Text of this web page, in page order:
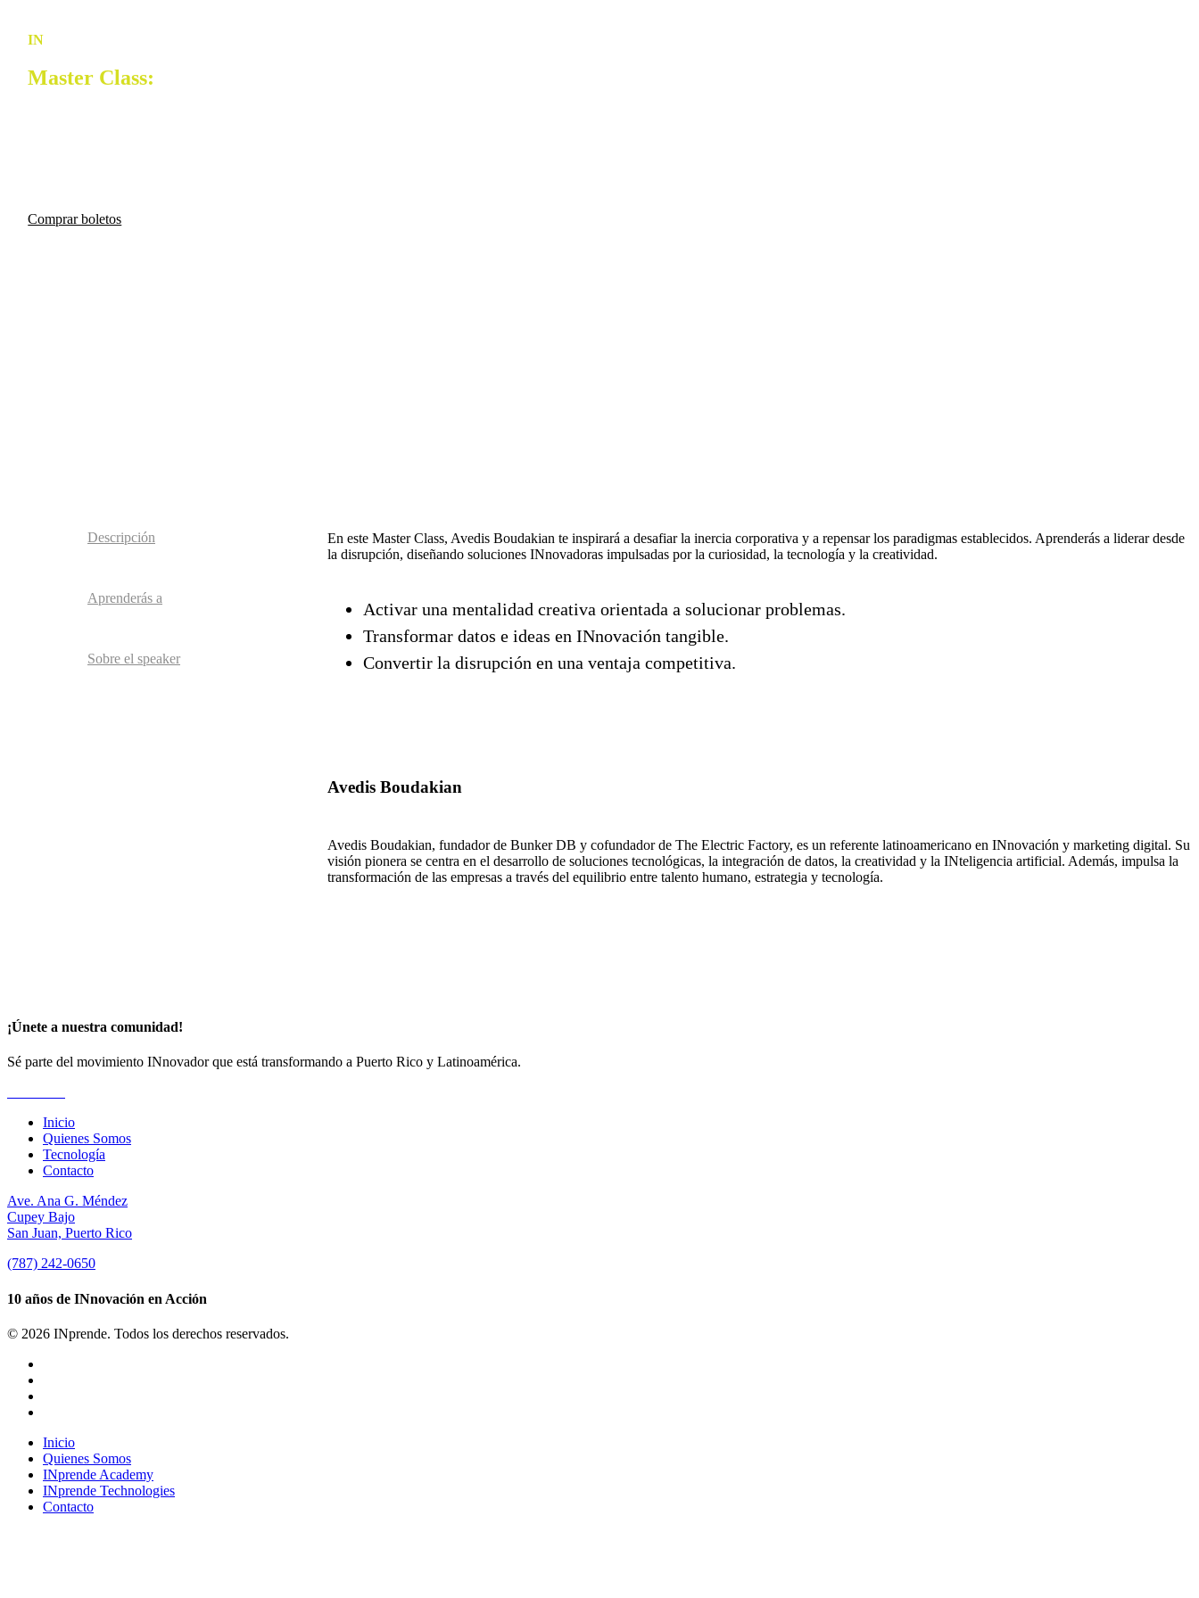
IN
Master Class:
Comprar boletos
Descripción
Aprenderás a
Sobre el speaker
En este Master Class, Avedis Boudakian te inspirará a desafiar la inercia corporativa y a repensar los paradigmas establecidos. Aprenderás a liderar desde
la disrupción, diseñando soluciones INnovadoras impulsadas por la curiosidad, la tecnología y la creatividad.
Activar una mentalidad creativa orientada a solucionar problemas.
Transformar datos e ideas en INnovación tangible.
Convertir la disrupción en una ventaja competitiva.
Avedis Boudakian
Avedis Boudakian, fundador de Bunker DB y cofundador de The Electric Factory, es un referente latinoamericano en INnovación y marketing digital. Su
visión pionera se centra en el desarrollo de soluciones tecnológicas, la integración de datos, la creatividad y la INteligencia artificial. Además, impulsa la
transformación de las empresas a través del equilibrio entre talento humano, estrategia y tecnología.
¡Únete a nuestra comunidad!
Sé parte del movimiento INnovador que está transformando a Puerto Rico y Latinoamérica.
Inicio
Quienes Somos
Tecnología
Contacto
Ave. Ana G. Méndez
Cupey Bajo
San Juan, Puerto Rico
(787) 242-0650
10 años de INnovación en Acción
© 2026 INprende. Todos los derechos reservados.
Close
Menu
Inicio
Quienes Somos
INprende Academy
INprende Technologies
Contacto